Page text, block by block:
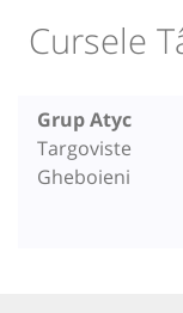
Cursele
Grup Atyc
Targoviste
Gheboieni